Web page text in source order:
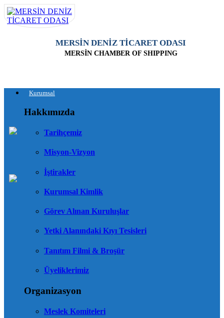
MERSİN DENİZ TİCARET ODASI
MERSİN CHAMBER OF SHIPPING
Kurumsal
Hakkımızda
Tarihçemiz
Misyon-Vizyon
İştirakler
Kurumsal Kimlik
Görev Alınan Kuruluşlar
Yetki Alanındaki Kıyı Tesisleri
Tanıtım Filmi & Broşür
Üyeliklerimiz
Organizasyon
Meslek Komiteleri